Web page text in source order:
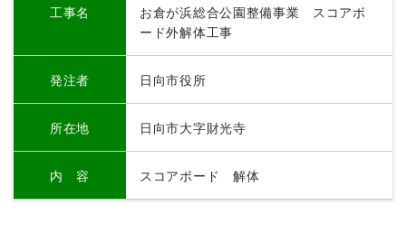
工事名
お倉が浜総合公園整備事業 スコアボ
ード外解体工事
発注者 日向市役所
所在地 日向市大字財光寺
内 容 スコアボード 解体